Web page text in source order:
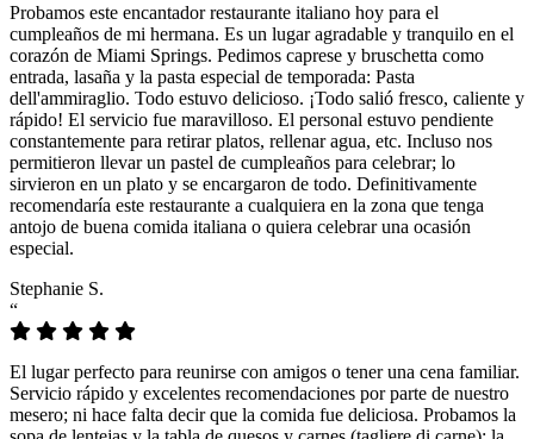
Probamos este encantador restaurante italiano hoy para el
cumpleaños de mi hermana. Es un lugar agradable y tranquilo en el
corazón de Miami Springs. Pedimos caprese y bruschetta como
entrada, lasaña y la pasta especial de temporada: Pasta
dell'ammiraglio. Todo estuvo delicioso. ¡Todo salió fresco, caliente y
rápido! El servicio fue maravilloso. El personal estuvo pendiente
constantemente para retirar platos, rellenar agua, etc. Incluso nos
permitieron llevar un pastel de cumpleaños para celebrar; lo
sirvieron en un plato y se encargaron de todo. Definitivamente
recomendaría este restaurante a cualquiera en la zona que tenga
antojo de buena comida italiana o quiera celebrar una ocasión
especial.
Stephanie S.
“
El lugar perfecto para reunirse con amigos o tener una cena familiar.
Servicio rápido y excelentes recomendaciones por parte de nuestro
mesero; ni hace falta decir que la comida fue deliciosa. Probamos la